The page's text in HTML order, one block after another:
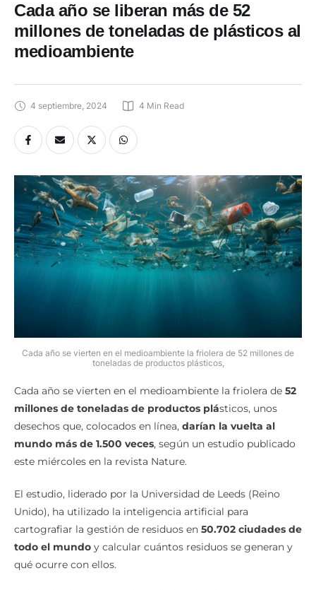
Cada año se liberan más de 52
millones de toneladas de plásticos al
medioambiente
4 septiembre, 2024 4 Min Read
Cada año se vierten en el medioambiente la friolera de 52 millones de
toneladas de productos plásticos,
Cada año se vierten en el medioambiente la friolera de 52
millones de toneladas de productos plásticos, unos
desechos que, colocados en línea, darían la vuelta al
mundo más de 1.500 veces, según un estudio publicado
este miércoles en la revista Nature.
El estudio, liderado por la Universidad de Leeds (Reino
Unido), ha utilizado la inteligencia artificial para
cartografiar la gestión de residuos en 50.702 ciudades de
todo el mundo y calcular cuántos residuos se generan y
qué ocurre con ellos.